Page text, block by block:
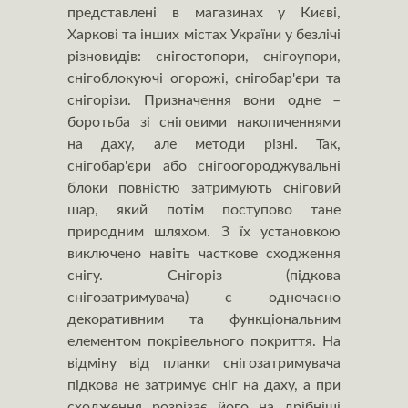
представлені в магазинах у Києві,
Харкові та інших містах України у безлічі
різновидів: снігостопори, снігоупори,
снігоблокуючі огорожі, снігобар'єри та
снігорізи. Призначення вони одне –
боротьба зі сніговими накопиченнями
на даху, але методи різні. Так,
снігобар'єри або снігоогороджувальні
блоки повністю затримують сніговий
шар, який потім поступово тане
природним шляхом. З їх установкою
виключено навіть часткове сходження
снігу. Снігоріз (підкова
снігозатримувача) є одночасно
декоративним та функціональним
елементом покрівельного покриття. На
відміну від планки снігозатримувача
підкова не затримує сніг на даху, а при